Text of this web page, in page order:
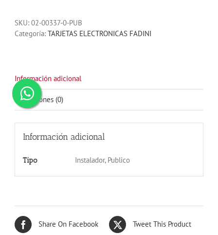
200
220V
SKU: 02-00337-0-PUB
Categoría: TARJETAS ELECTRONICAS FADINI
Información adicional
Valoraciones (0)
Información adicional
Tipo Instalador, Publico
Share On Facebook Tweet This Product